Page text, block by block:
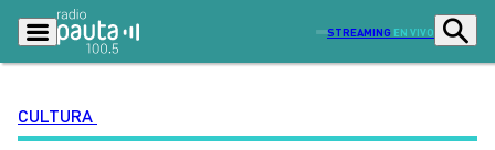
STREAMING EN VIVO
CULTURA